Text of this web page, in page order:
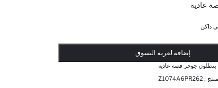
عادية
داكن
إضافة لعربة التسوق
بنطلون جوجر قصة عادية
:
Z1074A6PR262